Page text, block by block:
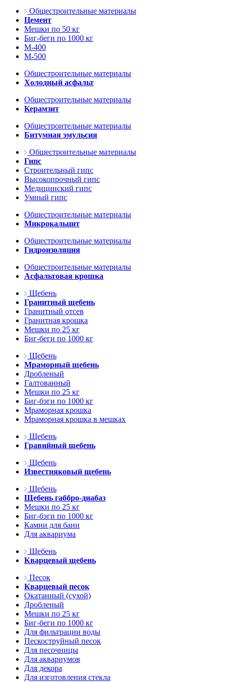
Общестроительные материалы
Цемент
Мешки по 50 кг
Биг-беги по 1000 кг
М-400
М-500
Общестроительные материалы
Холодный асфальт
Общестроительные материалы
Керамзит
Общестроительные материалы
Битумная эмульсия
Общестроительные материалы
Гипс
Строительный гипс
Высокопрочный гипс
Медицинский гипс
Умный гипс
Общестроительные материалы
Микрокальцит
Общестроительные материалы
Гидроизоляция
Общестроительные материалы
Асфальтовая крошка
Щебень
Гранитный щебень
Гранитный отсев
Гранитная крошка
Мешки по 25 кг
Биг-беги по 1000 кг
Щебень
Мраморный щебень
Дробленый
Галтованный
Мешки по 25 кг
Биг-бэги по 1000 кг
Мраморная крошка
Мраморная крошка в мешках
Щебень
Гравийный щебень
Щебень
Известняковый щебень
Щебень
Щебень габбро-диабаз
Мешки по 25 кг
Биг-бэги по 1000 кг
Камни для бани
Для аквариума
Щебень
Кварцевый щебень
Песок
Кварцевый песок
Окатанный (сухой)
Дробленый
Мешки по 25 кг
Биг-беги по 1000 кг
Для фильтрации воды
Пескоструйный песок
Для песочницы
Для аквариумов
Для декора
Для изготовления стекла